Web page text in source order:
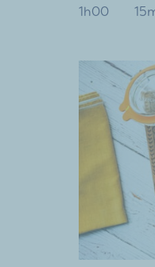
1h00